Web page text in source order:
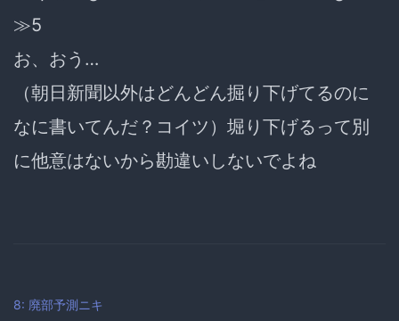
≫5
お、おう…
（朝日新聞以外はどんどん掘り下げてるのに
なに書いてんだ？コイツ）堀り下げるって別
に他意はないから勘違いしないでよね
8: 廃部予測ニキ